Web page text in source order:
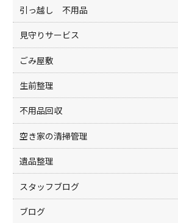
引っ越し 不用品
見守りサービス
ごみ屋敷
生前整理
不用品回収
空き家の清掃管理
遺品整理
スタッフブログ
ブログ